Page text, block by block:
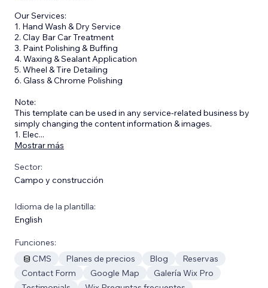
Our Services:
1. Hand Wash & Dry Service
2. Clay Bar Car Treatment
3. Paint Polishing & Buffing
4. Waxing & Sealant Application
5. Wheel & Tire Detailing
6. Glass & Chrome Polishing
Note:
This template can be used in any service-related business by
simply changing the content information & images.
1. Elec...
Mostrar más
Sector:
Campo y construcción
Idioma de la plantilla:
English
Funciones:
CMS
Planes de precios Blog
Reservas
Contact Form
Google Map
Galería Wix Pro